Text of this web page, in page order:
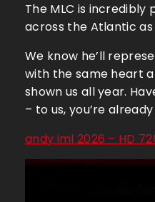
The MLC is incredibly
across the Atlantic
We know he’ll
with the same heart
shown us all year.
– to us, you’re
andy iml 2026 – HD